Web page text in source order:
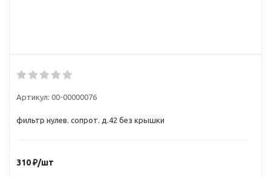
Артикул: 00-00000076
фильтр нулев. сопрот. д.42 без крышки
310₽/шт